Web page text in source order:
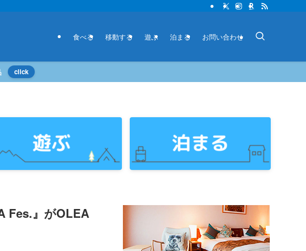
食べる 移動する 遊ぶ 泊まる お問い合わせ
click
Fes.』がOLEA